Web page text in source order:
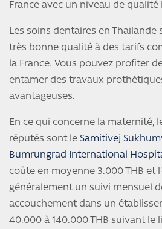
France avec un niveau de
Les soins dentaires en
très bonne qualité à des tarifs
la France. Vous pouvez profiter
entamer des travaux
avantageuses.
En ce qui concerne la maternité,
réputés sont le Samitivej
Bumrungrad International
coûte en moyenne 3.000 THB et
généralement un suivi mensuel
accouchement dans un
40.000 à 140.000 THB suivant le